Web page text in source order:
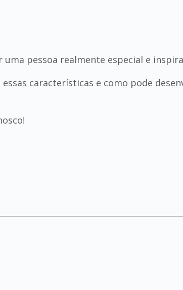
pessoa realmente especial e
características e como pode